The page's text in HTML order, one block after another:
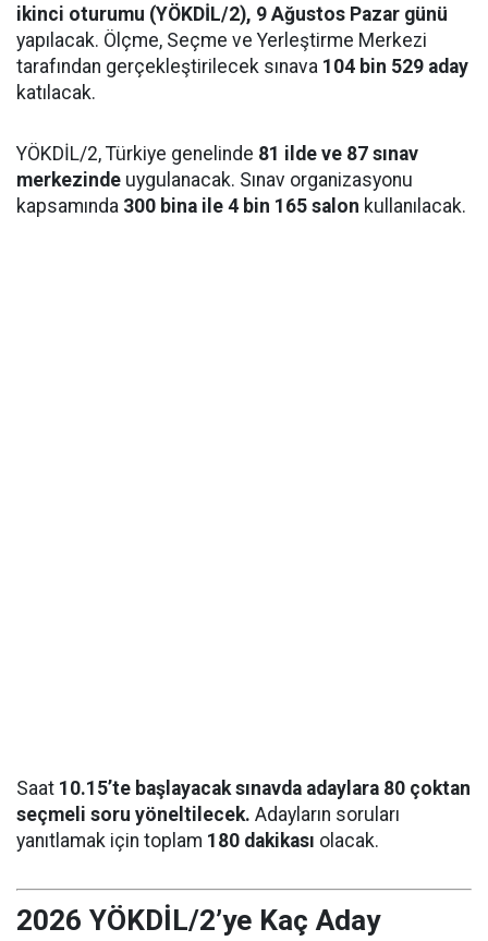
ikinci oturumu (YÖKDİL/2), 9 Ağustos Pazar günü
yapılacak. Ölçme, Seçme ve Yerleştirme Merkezi
tarafından gerçekleştirilecek sınava 104 bin 529 aday
katılacak.
YÖKDİL/2, Türkiye genelinde 81 ilde ve 87 sınav
merkezinde uygulanacak. Sınav organizasyonu
kapsamında 300 bina ile 4 bin 165 salon kullanılacak.
Saat 10.15’te başlayacak sınavda adaylara 80 çoktan
seçmeli soru yöneltilecek. Adayların soruları
yanıtlamak için toplam 180 dakikası olacak.
2026 YÖKDİL/2’ye Kaç Aday